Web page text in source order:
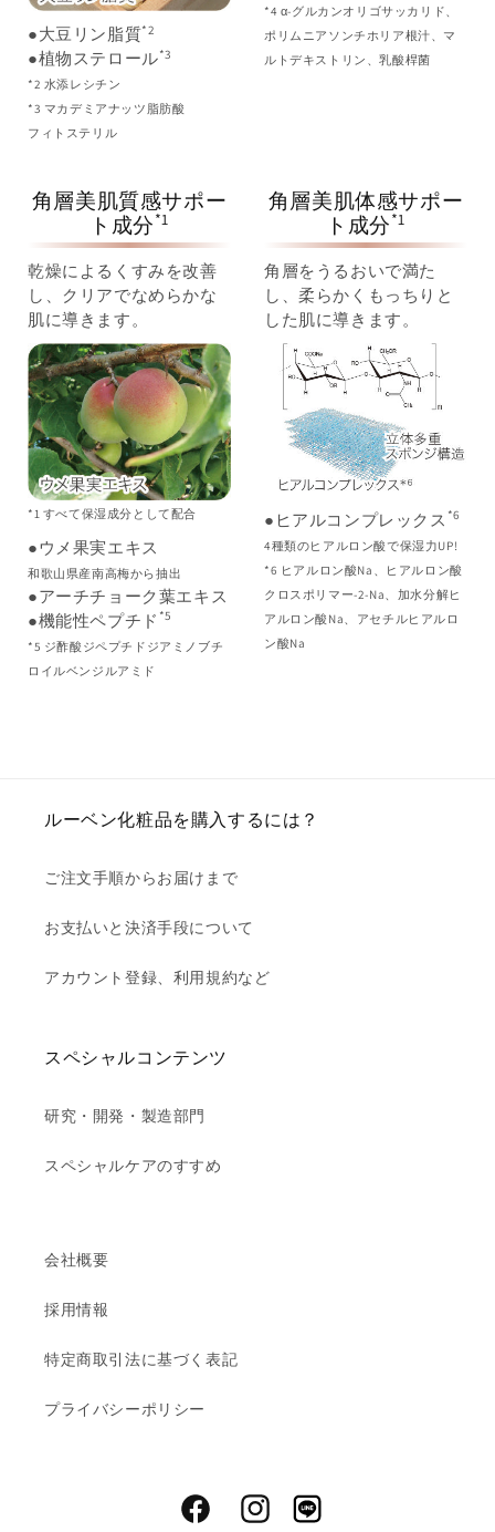
●大豆リン脂質*2
●植物ステロール*3
*2 水添レシチン
*3 マカデミアナッツ脂肪酸
フィトステリル
*4 α-グルカンオリゴサッカリド、
ポリムニアソンチホリア根汁、マ
ルトデキストリン、乳酸桿菌
角層美肌質感サポー
ト成分*1
乾燥によるくすみを改善
し、クリアでなめらかな
肌に導きます。
*1 すべて保湿成分として配合
●ウメ果実エキス
和歌山県産南高梅から抽出
●アーチチョーク葉エキス
●機能性ペプチド *5
*5 ジ酢酸ジペプチドジアミノブチ
ロイルベンジルアミド
角層美肌体感サポー
ト成分*1
角層をうるおいで満た
し、柔らかくもっちりと
した肌に導きます。
●ヒアルコンプレックス *6
4種類のヒアルロン酸で保湿力UP!
*6 ヒアルロン酸Na、ヒアルロン酸
クロスポリマー-2-Na、加水分解ヒ
アルロン酸Na、アセチルヒアルロ
ン酸Na
ルーベン化粧品を購入するには？
ご注文手順からお届けまで
お支払いと決済手段について
アカウント登録、利用規約など
スペシャルコンテンツ
研究・開発・製造部門
スペシャルケアのすすめ
会社概要
採用情報
特定商取引法に基づく表記
プライバシーポリシー
FacebookInstagram